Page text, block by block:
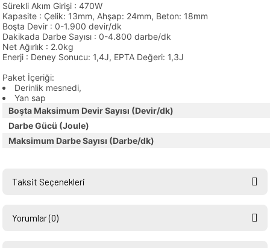
Sürekli Akım Girişi : 470W
Kapasite : Çelik: 13mm, Ahşap: 24mm, Beton: 18mm
Boşta Devir : 0-1.900 devir/dk
Dakikada Darbe Sayısı : 0-4.800 darbe/dk
Net Ağırlık : 2.0kg
Enerji : Deney Sonucu: 1,4J, EPTA Değeri: 1,3J
Paket İçeriği:
Derinlik mesnedi,
Yan sap
Boşta Maksimum Devir Sayısı (Devir/dk)
Darbe Gücü (Joule)
Maksimum Darbe Sayısı (Darbe/dk)
Taksit Seçenekleri
Yorumlar (0)